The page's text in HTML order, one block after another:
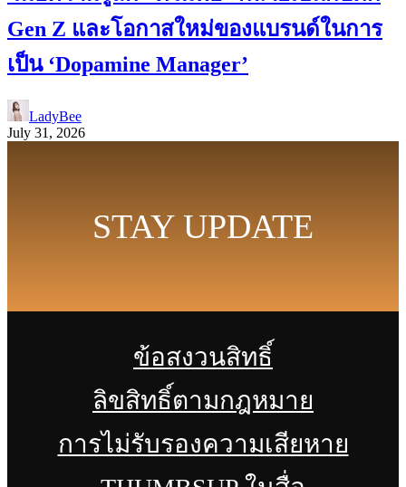
Gen Z และโอกาสใหม่ของแบรนด์ในการ
เป็น ‘Dopamine Manager’
LadyBee
July 31, 2026
STAY UPDATE
ข้อสงวนสิทธิ์
ลิขสิทธิ์ตามกฎหมาย
การไม่รับรองความเสียหาย